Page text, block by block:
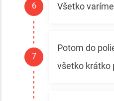
Všetko
Potom do
všetko krátko